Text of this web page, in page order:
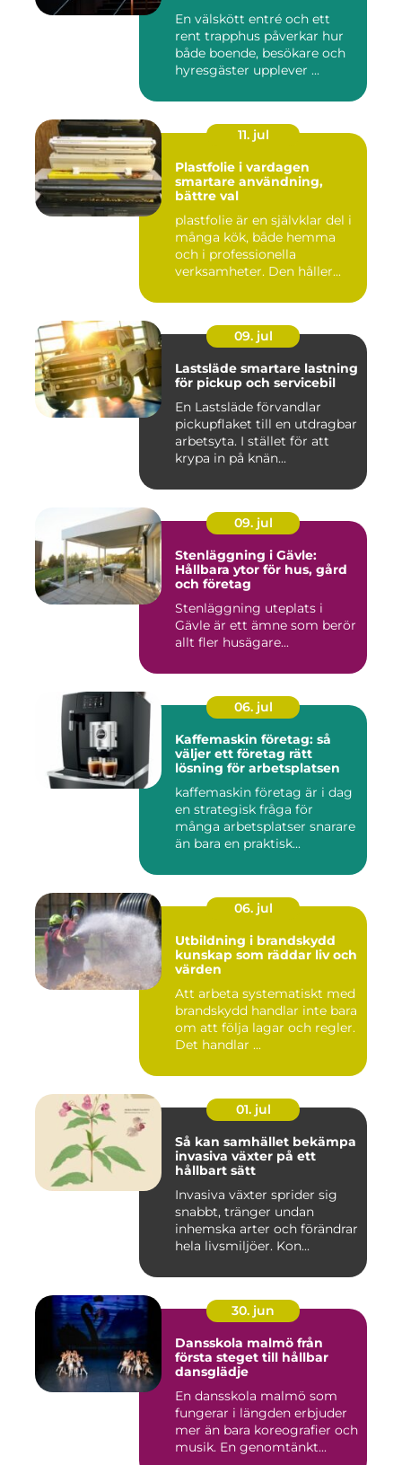
En välskött entré och ett
rent trapphus påverkar hur
både boende, besökare och
hyresgäster upplever ...
11. jul
Plastfolie i vardagen
smartare användning,
bättre val
plastfolie är en självklar del i
många kök, både hemma
och i professionella
verksamheter. Den håller...
09. jul
Lastsläde smartare lastning
för pickup och servicebil
En Lastsläde förvandlar
pickupflaket till en utdragbar
arbetsyta. I stället för att
krypa in på knän...
09. jul
Stenläggning i Gävle:
Hållbara ytor för hus, gård
och företag
Stenläggning uteplats i
Gävle är ett ämne som berör
allt fler husägare...
06. jul
Kaffemaskin företag: så
väljer ett företag rätt
lösning för arbetsplatsen
kaffemaskin företag är i dag
en strategisk fråga för
många arbetsplatser snarare
än bara en praktisk...
06. jul
Utbildning i brandskydd
kunskap som räddar liv och
värden
Att arbeta systematiskt med
brandskydd handlar inte bara
om att följa lagar och regler.
Det handlar ...
01. jul
Så kan samhället bekämpa
invasiva växter på ett
hållbart sätt
Invasiva växter sprider sig
snabbt, tränger undan
inhemska arter och förändrar
hela livsmiljöer. Kon...
30. jun
Dansskola malmö från
första steget till hållbar
dansglädje
En dansskola malmö som
fungerar i längden erbjuder
mer än bara koreografier och
musik. En genomtänkt...